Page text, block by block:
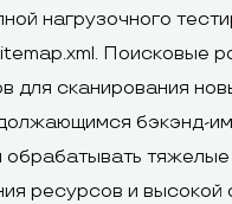
нагрузочного
Поисковые
для сканирования
бэкэнд-
ресурсов и